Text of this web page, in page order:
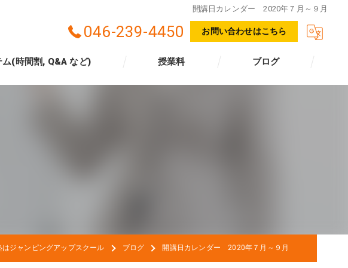
開講日カレンダー 2020年７月～９月
046-239-4450 お問い合わせはこちら
ム(時間割, Q&A など) 授業料 ブログ
はジャンピングアップスクール ブログ 開講日カレンダー 2020年７月～９月